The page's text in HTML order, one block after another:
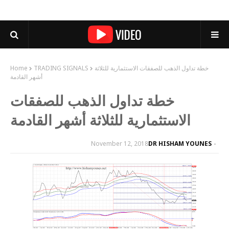
Home TRADING SIGNALS
خطة تداول الذهب للصفقات الاستثمارية للثلاثة
أشهر القادمة
خطة تداول الذهب للصفقات
الاستثمارية للثلاثة أشهر القادمة
DR HISHAM YOUNES
November 12, 2018